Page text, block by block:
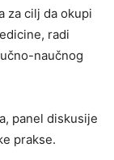
za cilj da okupi
radi
naučnog
panel diskusije
prakse.